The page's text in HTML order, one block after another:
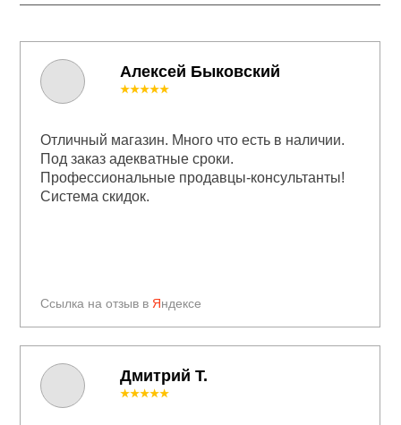
Алексей Быковский
Ссылка на отзыв в Яндексе
★★★★★
Отличный магазин. Много что есть в наличии.
Под заказ адекватные сроки.
Профессиональные продавцы-консультанты!
Система скидок.
★★★★★
Дмитрий Т.